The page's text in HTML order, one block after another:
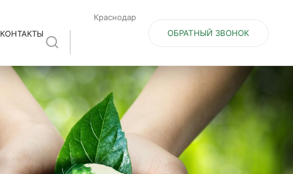
КОНТАКТЫ
Краснодар
ОБРАТНЫЙ ЗВОНОК